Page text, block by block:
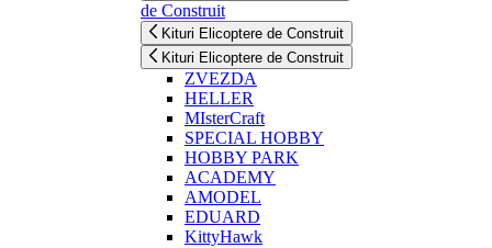
de Construit
Kituri Elicoptere de Construit
Kituri Elicoptere de Construit
ZVEZDA
HELLER
MIsterCraft
SPECIAL HOBBY
HOBBY PARK
ACADEMY
AMODEL
EDUARD
KittyHawk